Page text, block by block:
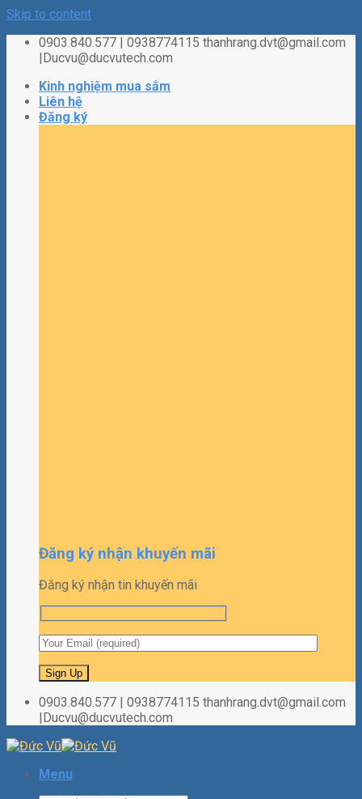
Skip to content
0903.840.577 | 0938774115 thanhrang.dvt@gmail.com
|Ducvu@ducvutech.com
Kinh nghiệm mua sắm
Liên hệ
Đăng ký
Đăng ký nhận khuyến mãi
Đăng ký nhận tin khuyến mãi
0903.840.577 | 0938774115 thanhrang.dvt@gmail.com
|Ducvu@ducvutech.com
Menu